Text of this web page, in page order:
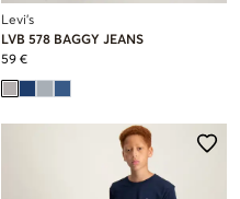
Levi's
LVB 578 BAGGY JEANS
59 €